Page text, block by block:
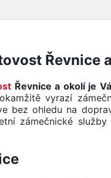
Řevnice
Řevnice a okolí je
vyrazí
bez ohledu na
zámečnické